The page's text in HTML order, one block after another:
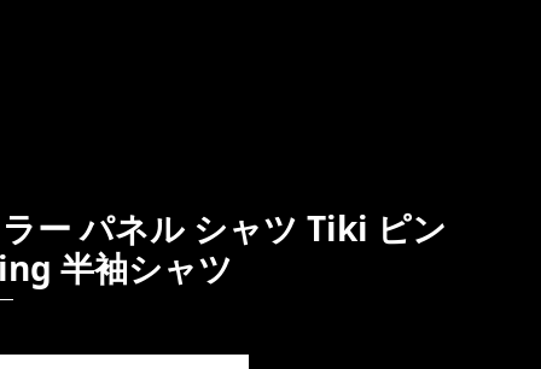
ー パネル シャツ Tiki ピン
半袖シャツ